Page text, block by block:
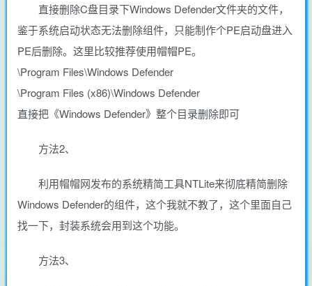
直接删除C盘目录下Windows Defender文件夹的文件，
鉴于系统启动状态无法删除组件，只能制作个PE启动盘进入
PE后删除。这里比较推荐使用帽帽PE。
\Program Files\Windows Defender
\Program Files (x86)\Windows Defender
直接把《Windows Defender》整个目录删除即可
方法2、
利用帽帽网发布的系统精简工具NTLite来彻底精简删除
Windows Defender的组件，这个我就不教了，这个里面自己
找一下，封装系统会用到这个功能。
方法3、